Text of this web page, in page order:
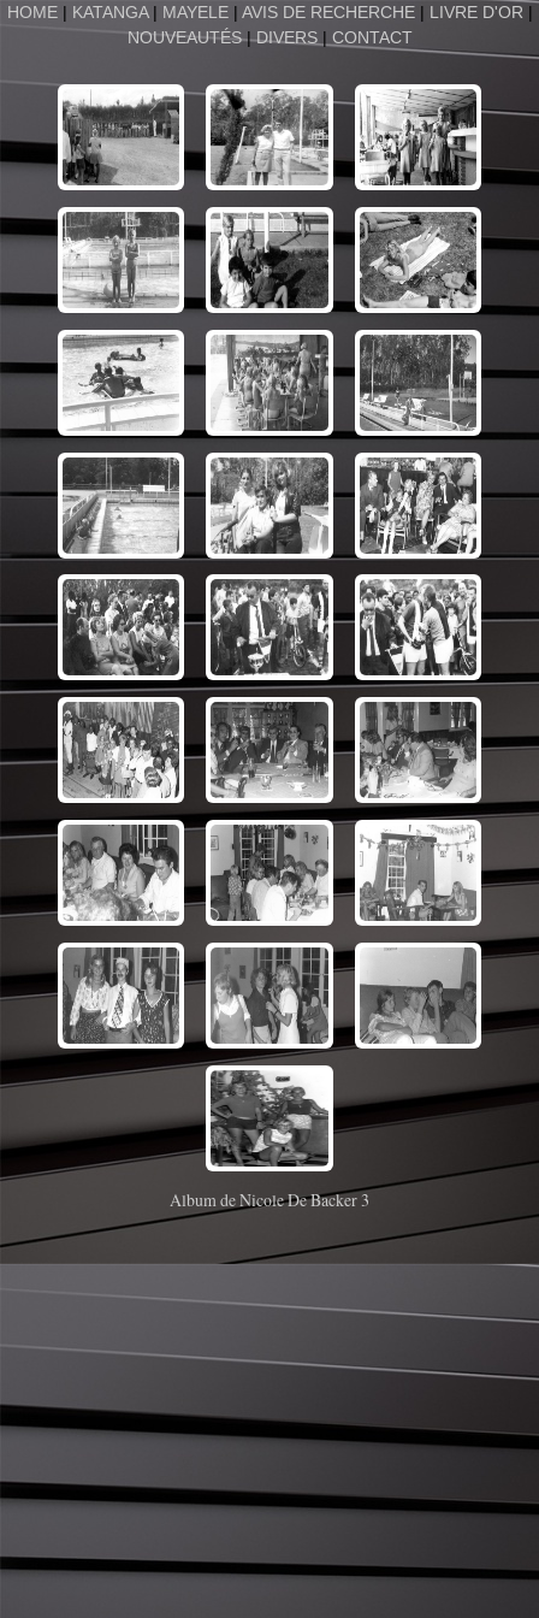
HOME | KATANGA| MAYELE| AVIS DE RECHERCHE| LIVRE D'OR |
NOUVEAUTÉS|DIVERS| CONTACT
Album de Nicole De Backer 3